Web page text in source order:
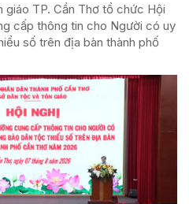
giáo TP. Cần Thơ tổ chức Hội
cấp thông tin cho Người có uy
số trên địa bàn thành phố